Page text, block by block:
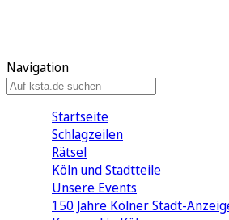
Navigation
Startseite
Schlagzeilen
Rätsel
Köln und Stadtteile
Unsere Events
150 Jahre Kölner Stadt-